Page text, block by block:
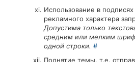
Использование в
рекламного характера
Допустима только
средним или мелким
одной строки. #
Поднятие темы, т.е.